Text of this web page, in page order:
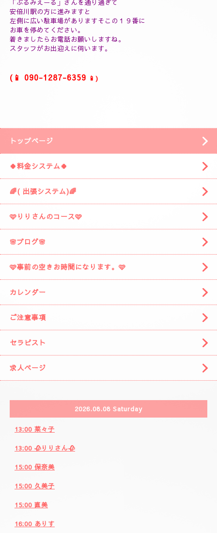
(リフレクソロジートリートメント30分¥5000)
(ヘッドスパマッサージ１０分¥2000)
(フィシャルマッサージ１０分¥2000)
(ホットストーン30分¥5000)
(ソルトマッサージ¥3000)
❖❖❖❖❖❖❖❖❖
安倍川駅の方に進みますと
左側に広い駐車場がありますそこの１９番に
お車を停めてください。
着きましたら お電話お願いしますね。
スタッフがお出迎えに伺います。
トップページ
🍀料金システム🍀
🌈( 出張システム)🌈
🩷りりさんのコース🩷
🌸ブログ🌸
🩷事前の空きお時間になります。🩷
ご注意事項
セラピスト